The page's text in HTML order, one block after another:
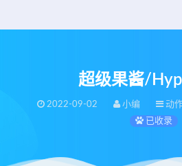
超级果酱/
2022-09-02 小编 动
已收录